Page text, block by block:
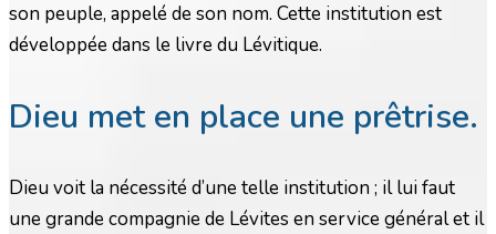
son peuple, appelé de son nom. Cette institution est
développée dans le livre du Lévitique.
Dieu met en place une prêtrise.
Dieu voit la nécessité d’une telle institution ; il lui faut
une grande compagnie de Lévites en service général et il